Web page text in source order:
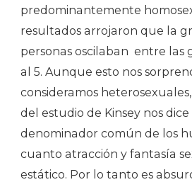
predominantemente
resultados arrojaron que la
personas oscilaban entre las
al 5. Aunque esto nos
consideramos
del estudio de Kinsey nos dice
denominador común de los
cuanto atracción y fantasía
estático. Por lo tanto es